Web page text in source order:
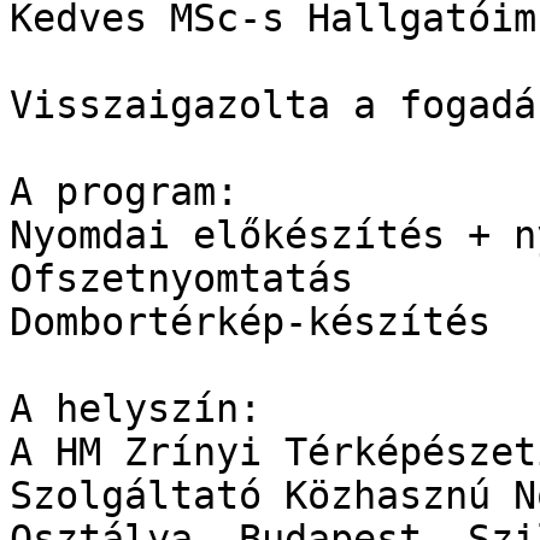
Kedves MSc-s
Visszaigazolta a
A program:
Nyomdai előkészítés +
Ofszetnyomtatás
Dombortérkép-készítés
A helyszín:
A HM Zrínyi
Szolgáltató